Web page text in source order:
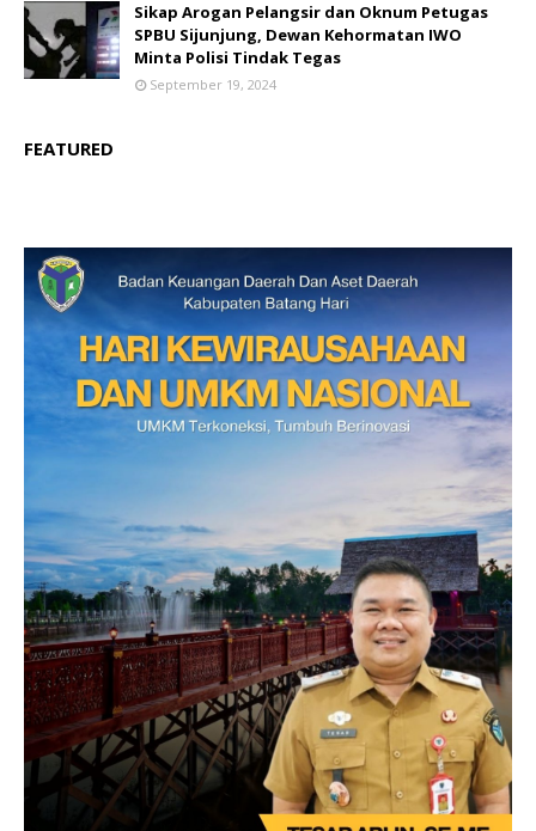
Sikap Arogan Pelangsir dan Oknum Petugas
SPBU Sijunjung, Dewan Kehormatan IWO
Minta Polisi Tindak Tegas
September 19, 2024
FEATURED